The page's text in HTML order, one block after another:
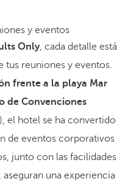
y eventos
Only, cada detalle está
tus reuniones y eventos.
frente a la playa Mar
de Convenciones
el hotel se ha convertido
de eventos corporativos
junto con las facilidades
una experiencia